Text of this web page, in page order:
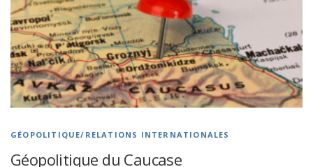
GÉOPOLITIQUE/RELATIONS INTERNATIONALES
Géopolitique du Caucase